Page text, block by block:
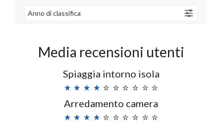
Anno di classifica
Media recensioni utenti
Spiaggia intorno isola
Arredamento camera